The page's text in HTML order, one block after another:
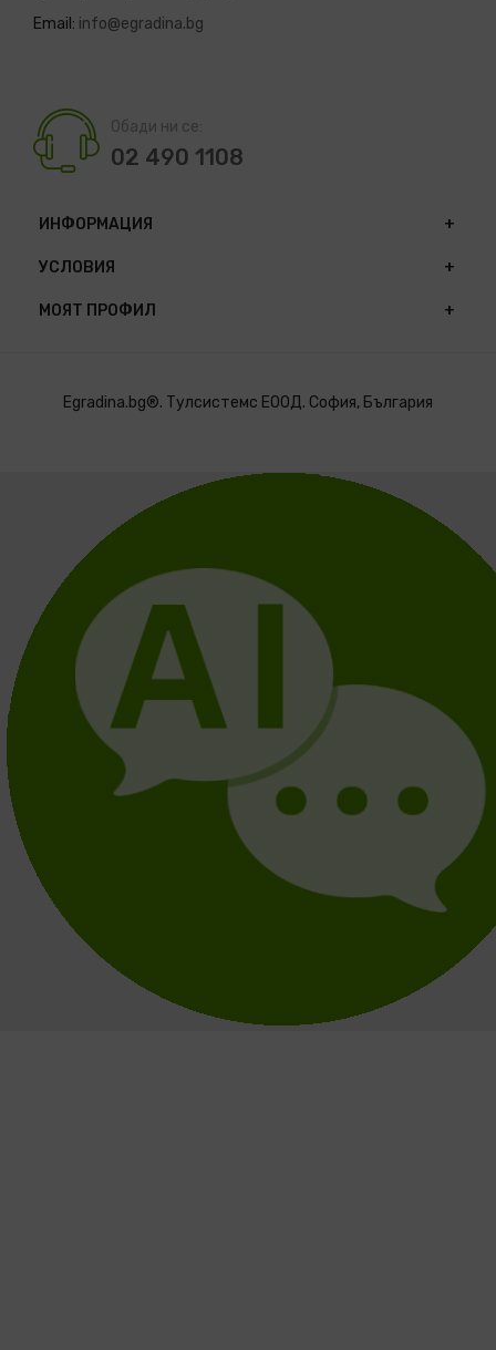
Email: info@egradina.bg
Обади ни се:
02 490 1108
ИНФОРМАЦИЯ
УСЛОВИЯ
МОЯТ ПРОФИЛ
Egradina.bg®. Тулсистемс ЕООД. София, България